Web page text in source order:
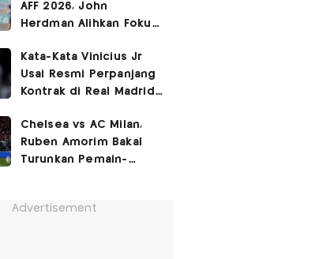
AFF 2026, John
Herdman Alihkan Fokus
FIFA ASEAN Cup
Kata-Kata Vinicius Jr
Usai Resmi Perpanjang
Kontrak di Real Madrid
Chelsea vs AC Milan,
Ruben Amorim Bakal
Turunkan Pemain-
Advertisement